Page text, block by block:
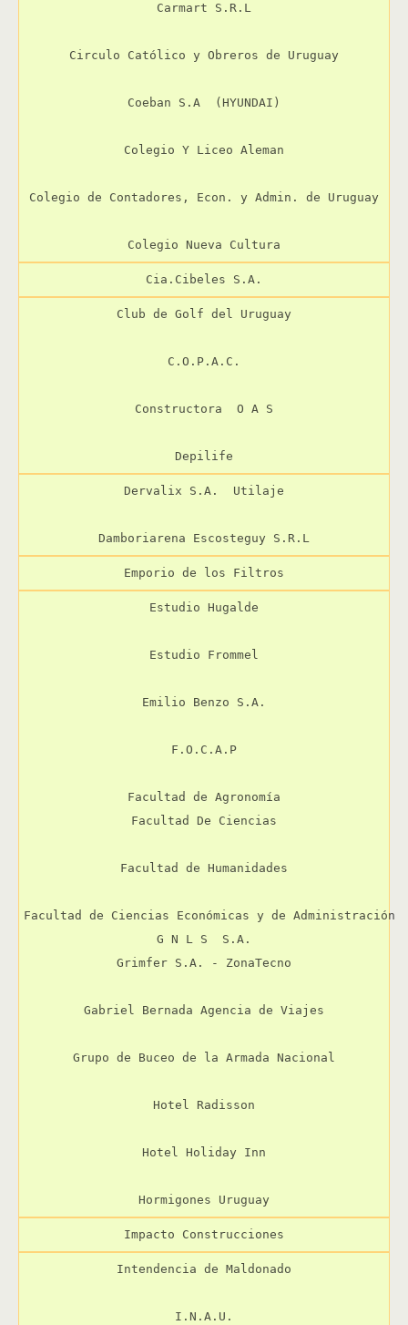
Carmart S.R.L
Circulo Católico y Obreros de Uruguay
Coeban S.A  (HYUNDAI)
Colegio Y Liceo Aleman
Colegio de Contadores, Econ. y Admin. de Uruguay
Colegio Nueva Cultura
Cia.Cibeles S.A.
Club de Golf del Uruguay
C.O.P.A.C.
Constructora  O A S
Depilife
Dervalix S.A.  Utilaje
Emporio de los Filtros
Estudio Hugalde
Estudio Frommel
Emilio Benzo S.A.
F.O.C.A.P
Facultad de Agronomía
Facultad De Ciencias
Facultad de Humanidades
Facultad de Ciencias Económicas y de Administración
G N L S  S.A.
Grimfer S.A. - ZonaTecno
Gabriel Bernada Agencia de Viajes
Grupo de Buceo de la Armada Nacional
Hotel Radisson
Hotel Holiday Inn
Hormigones Uruguay
Impacto Construcciones
Intendencia de Maldonado
I.N.A.U.